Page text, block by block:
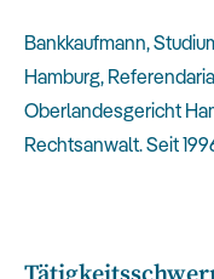
Bankkaufmann,
Hamburg,
Oberlandesgericht
Rechtsanwalt. Seit